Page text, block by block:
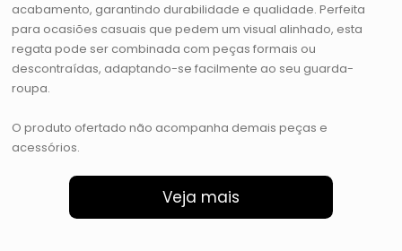
acabamento, garantindo durabilidade e qualidade. Perfeita
para ocasiões casuais que pedem um visual alinhado, esta
regata pode ser combinada com peças formais ou
descontraídas, adaptando-se facilmente ao seu guarda-
roupa.
O produto ofertado não acompanha demais peças e
acessórios.
Veja mais